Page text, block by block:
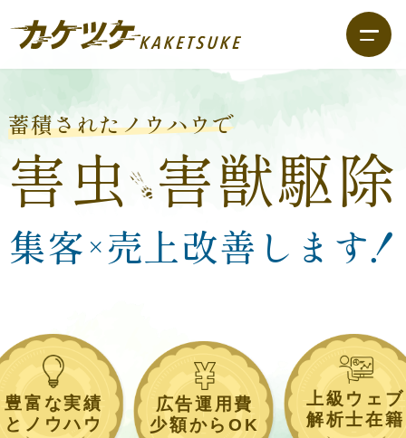
蓄積されたノウハウで
害虫 害獣駆除
集客 × 売上改善しま す！
豊富な実績
とノウハウ
広告運用費
少額からOK
上級ウェブ
解析士在籍